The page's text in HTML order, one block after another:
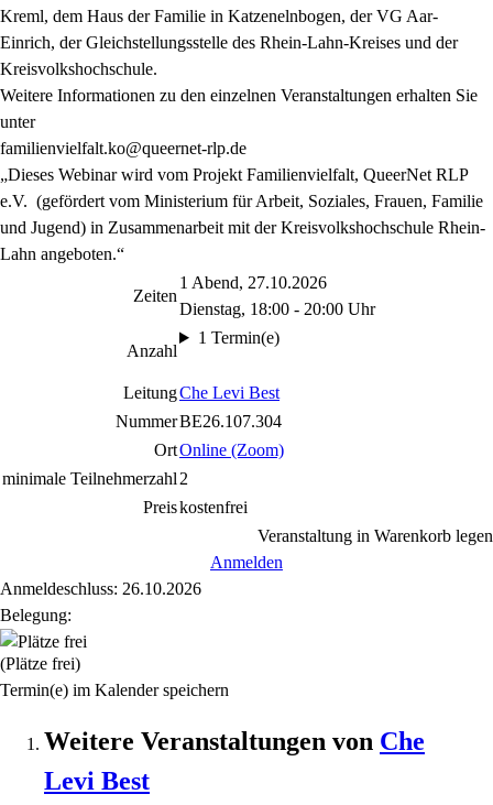
Kreml, dem Haus der Familie in Katzenelnbogen, der VG Aar-
Einrich, der Gleichstellungsstelle des Rhein-Lahn-Kreises und der
Kreisvolkshochschule.
Weitere Informationen zu den einzelnen Veranstaltungen erhalten Sie
unter
familienvielfalt.ko@queernet-rlp.de
„Dieses Webinar wird vom Projekt Familienvielfalt, QueerNet RLP
e.V. (gefördert vom Ministerium für Arbeit, Soziales, Frauen, Familie
und Jugend) in Zusammenarbeit mit der Kreisvolkshochschule Rhein-
Lahn angeboten.“
Zeiten
1 Abend, 27.10.2026
Dienstag, 18:00 - 20:00 Uhr
Anzahl
1 Termin(e)
LeitungChe Levi Best
NummerBE26.107.304
OrtOnline (Zoom)
minimale Teilnehmerzahl 2
Preiskostenfrei
Veranstaltung in Warenkorb legen
Anmelden
Anmeldeschluss: 26.10.2026
Belegung:
(Plätze frei)
Termin(e) im Kalender speichern
Weitere Veranstaltungen von Che
Levi Best